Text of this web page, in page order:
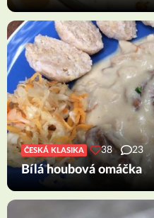
ČESKÁ KLASIKA 38 23
Bílá houbová omáčka